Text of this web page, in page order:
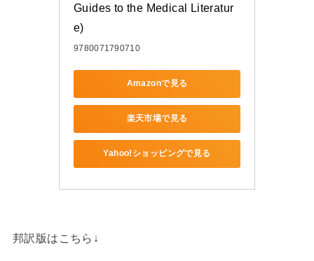
Guides to the Medical Literatur
e)
9780071790710
Amazonで見る
楽天市場で見る
Yahoo!ショッピングで見る
邦訳版はこちら↓